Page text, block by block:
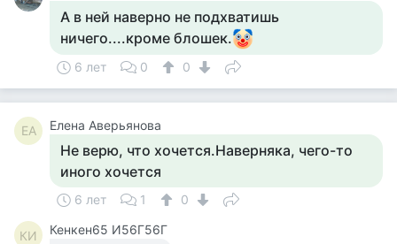
А в ней наверно не подхватишь
ничего....кроме блошек.
6 лет 0 0
ЕА Елена Аверьянова
Не верю, что хочется.Наверняка, чего-то
иного хочется
6 лет 1 0
КИ Кенкен65 И56Г56Г